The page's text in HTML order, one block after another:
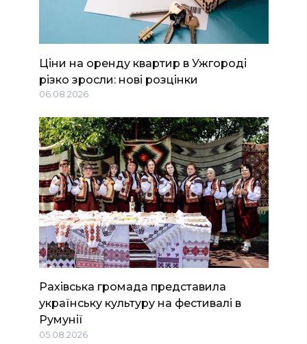
Ціни на оренду квартир в Ужгороді
різко зросли: нові розцінки
06.08.2026
Рахівська громада представила
українську культуру на фестивалі в
Румунії
05.08.2026